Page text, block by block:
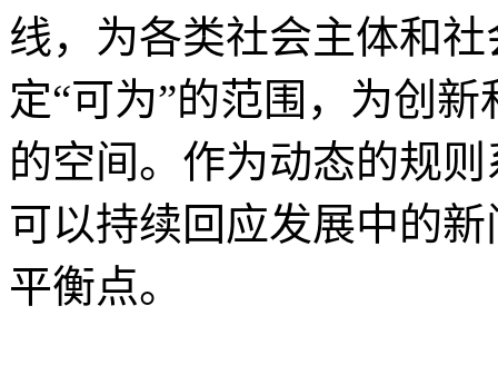
线，为各类社会主体和
定“可为”的范围，为创
的空间。作为动态的规
可以持续回应发展中的
平衡点。